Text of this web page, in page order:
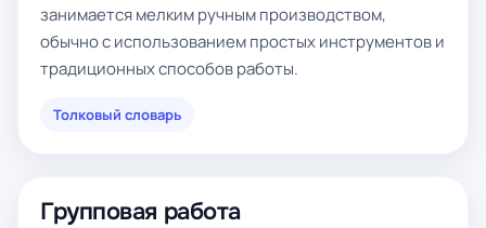
занимается мелким ручным производством,
обычно с использованием простых инструментов и
традиционных способов работы.
Толковый словарь
Групповая работа